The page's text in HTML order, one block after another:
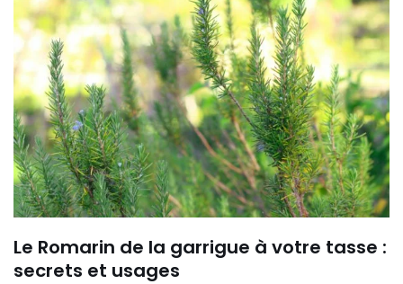
Le Romarin de la garrigue à votre tasse :
secrets et usages